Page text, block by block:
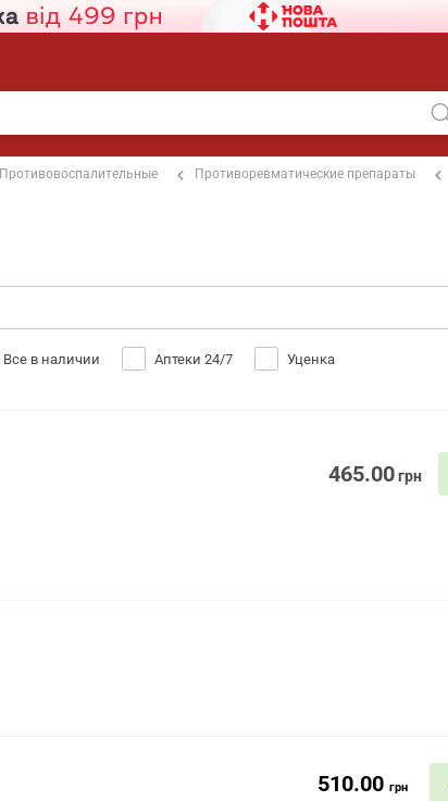
Противовоспалительные Противоревматические препараты
Все в наличии Аптеки 24/7 Уценка
465.00грн
510.00 грн